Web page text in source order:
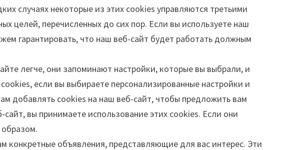
случаях некоторые из этих cookies управляются третьими
целей, перечисленных до сих пор. Если вы используете наш
гарантировать, что наш веб-сайт будет работать должным
легче, они запоминают настройки, которые вы выбрали, и
если вы выбираете персонализированные настройки и
добавлять cookies на наш веб-сайт, чтобы предложить вам
вы принимаете использование этих cookies. Если они
конкретные объявления, представляющие для вас интерес. Эти